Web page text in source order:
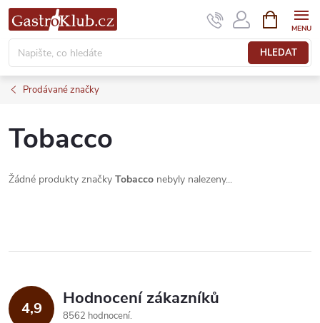
Přejít
na
obsah
HLEDAT
NÁKUPNÍ
KOŠÍK
Prodávané značky
Tobacco
Žádné produkty značky Tobacco nebyly nalezeny...
4,9 Hodnocení zákazníků
8562 hodnocení